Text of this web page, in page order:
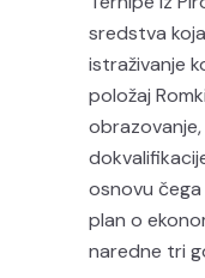
sredstva
istraživanje
položaj
osnovu
plan o
naredne tri